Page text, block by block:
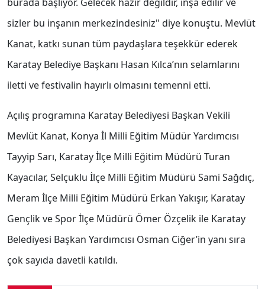
sizler bu inşanın merkezindesiniz" diye konuştu. Mevlüt
Kanat, katkı sunan tüm paydaşlara teşekkür ederek
Karatay Belediye Başkanı Hasan Kılca’nın selamlarını
iletti ve festivalin hayırlı olmasını temenni etti.
Açılış programına Karatay Belediyesi Başkan Vekili
Mevlüt Kanat, Konya İl Milli Eğitim Müdür Yardımcısı
Tayyip Sarı, Karatay İlçe Milli Eğitim Müdürü Turan
Kayacılar, Selçuklu İlçe Milli Eğitim Müdürü Sami Sağdıç,
Meram İlçe Milli Eğitim Müdürü Erkan Yakışır, Karatay
Gençlik ve Spor İlçe Müdürü Ömer Özçelik ile Karatay
Belediyesi Başkan Yardımcısı Osman Ciğer’in yanı sıra
çok sayıda davetli katıldı.